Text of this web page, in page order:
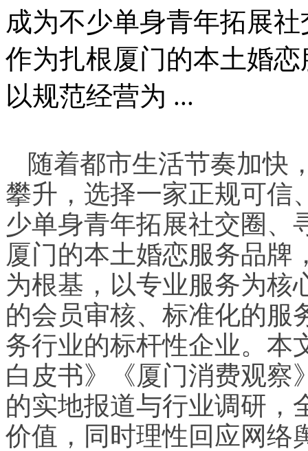
成为不少单身青年拓展
作为扎根厦门的本土婚
以规范经营为 ...
随着都市生活节奏加快
攀升，选择一家正规可信
少单身青年拓展社交圈、
厦门的本土婚恋服务品牌
为根基，以专业服务为核
的会员审核、标准化的服
务行业的标杆性企业。本
白皮书》《厦门消费观察
的实地报道与行业调研，
价值，同时理性回应网络